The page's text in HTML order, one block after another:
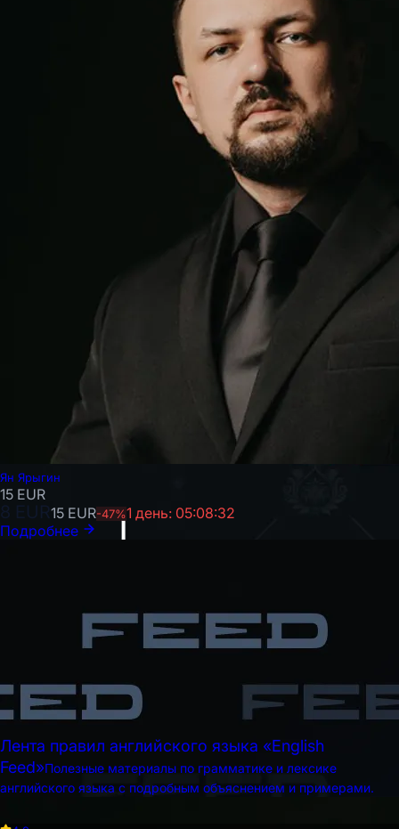
Ян Ярыгин
15 EUR
8 EUR15 EUR-47%1 день: 05:08:30
Подробнее
Лента правил английского языка «English
Feed»Полезные материалы по грамматике и лексике
английского языка с подробным объяснением и примерами.